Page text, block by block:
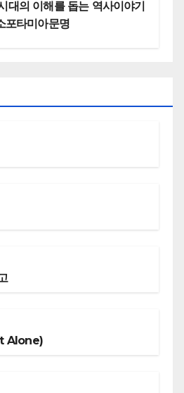
대의 이해를 돕는 역사이야기
포타미아문명
Alone)